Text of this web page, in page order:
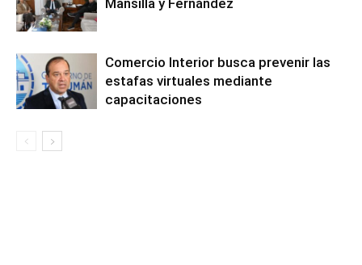
Mansilla y Fernández
Comercio Interior busca prevenir las
estafas virtuales mediante
capacitaciones